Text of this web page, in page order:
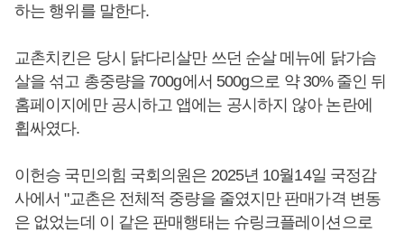
하는 행위를 말한다.
교촌치킨은 당시 닭다리살만 쓰던 순살 메뉴에 닭가슴
살을 섞고 총중량을 700g에서 500g으로 약 30% 줄인 뒤
홈페이지에만 공시하고 앱에는 공시하지 않아 논란에
휩싸였다.
이헌승 국민의힘 국회의원은 2025년 10월14일 국정감
사에서 "교촌은 전체적 중량을 줄였지만 판매가격 변동
은 없었는데 이 같은 판매행태는 슈링크플레이션으로